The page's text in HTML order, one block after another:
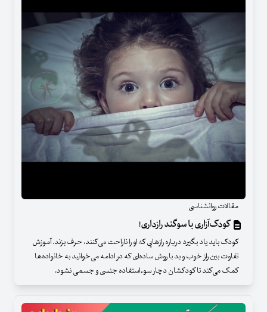
مقالات روانشناسی
کودک‌آزاری با سوگند رازداری!
کودک باید یاد بگیرد درباره رازهایی که او را ناراحت می‌کنند، حرف بزند. آموزش
تفاوت بین راز خوب و بد با روش‌ ساده‌ای که در ادامه می‌خوانید به خانواده‌ها
کمک می‌کند تا کودکشان دچار سوءاستفاده جنسی و جسمی نشود.